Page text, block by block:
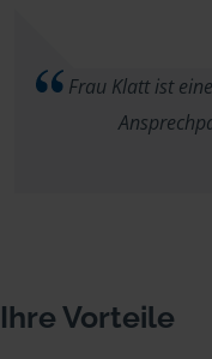
Frau Klatt ist
Ihre Vorteile